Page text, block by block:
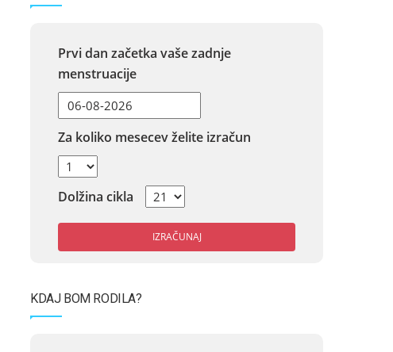
Prvi dan začetka vaše zadnje
menstruacije
Za koliko mesecev želite izračun
Dolžina cikla
IZRAČUNAJ
KDAJ BOM RODILA?